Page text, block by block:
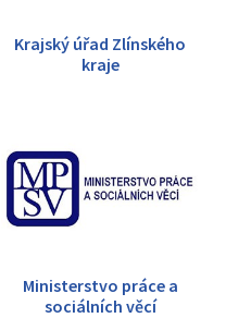
Krajský úřad Zlínského
kraje
Ministerstvo práce a
sociálních věcí